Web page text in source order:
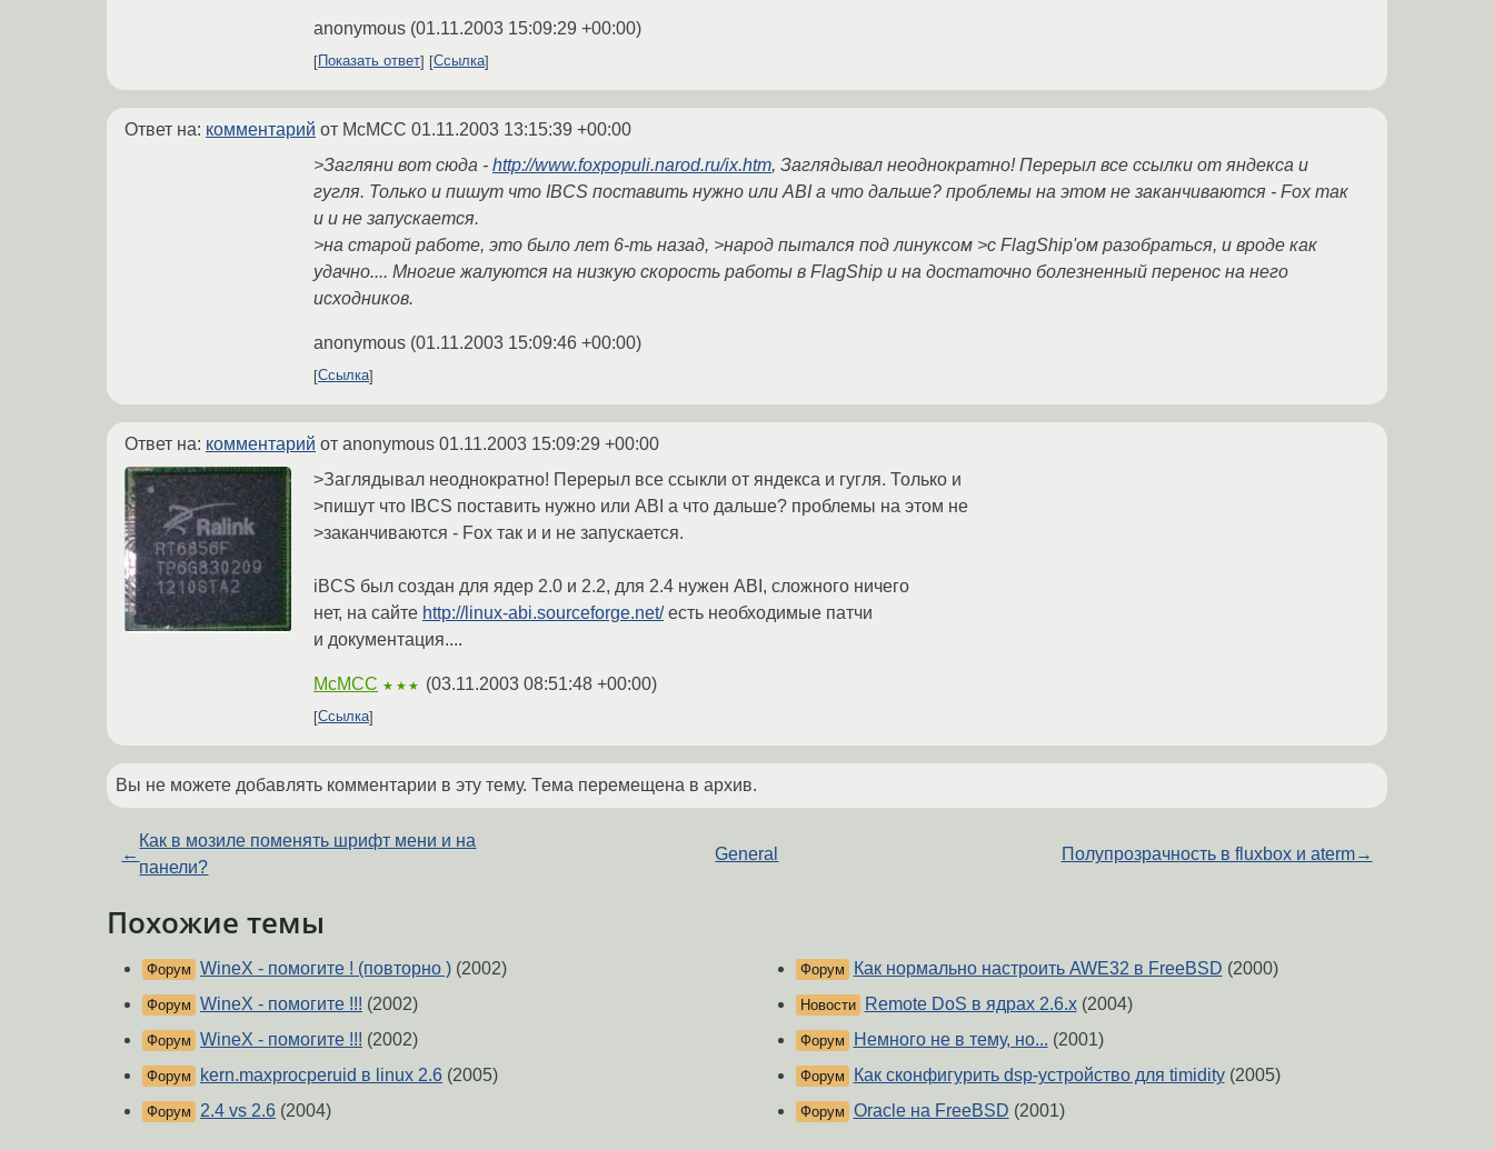
anonymous (01.11.2003 15:09:29 +00:00)
Показать ответ Ссылка
Ответ на: комментарий от McMCC 01.11.2003 13:15:39 +00:00
>Загляни вот сюда - http://www.foxpopuli.narod.ru/ix.htm, Заглядывал неоднократно! Перерыл все ссылки от яндекса и
гугля. Только и пишут что IBCS поставить нужно или ABI а что дальше? проблемы на этом не заканчиваются - Fox так
и и не запускается.
>на старой работе, это было лет 6-ть назад, >народ пытался под линуксом >с FlagShip'ом разобраться, и вроде как
удачно.... Многие жалуются на низкую скорость работы в FlagShip и на достаточно болезненный перенос на него
исходников.
anonymous (01.11.2003 15:09:46 +00:00)
Ссылка
Ответ на: комментарий от anonymous 01.11.2003 15:09:29 +00:00
>Заглядывал неоднократно! Перерыл все ссыкли от яндекса и гугля. Только и
>пишут что IBCS поставить нужно или ABI а что дальше? проблемы на этом не
>заканчиваются - Fox так и и не запускается.
iBCS был создан для ядер 2.0 и 2.2, для 2.4 нужен ABI, сложного ничего
нет, на сайте http://linux-abi.sourceforge.net/есть необходимые патчи
и документация....
McMCC ★★★ (03.11.2003 08:51:48 +00:00)
Ссылка
Вы не можете добавлять комментарии в эту тему. Тема перемещена в архив.
←
Как в мозиле поменять шрифт мени и на
панели?
General Полупрозрачность в fluxbox и aterm→
Похожие темы
Форум WineX - помогите ! (повторно ) (2002)
Форум WineX - помогите !!! (2002)
Форум WineX - помогите !!! (2002)
Форум kern.maxprocperuid в linux 2.6 (2005)
Форум 2.4 vs 2.6 (2004)
Форум Как нормально настроить AWE32 в FreeBSD (2000)
Новости Remote DoS в ядрах 2.6.x(2004)
Форум Немного не в тему, но... (2001)
Форум Как сконфигурить dsp-устройство для timidity(2005)
Форум Oracle на FreeBSD (2001)